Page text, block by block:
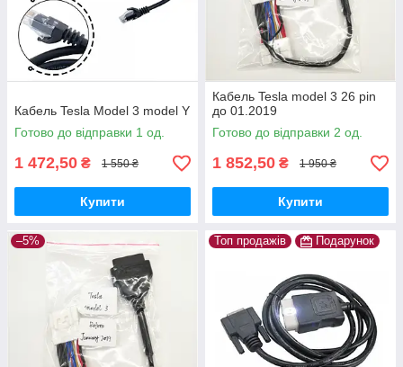
Кабель Tesla Model 3 model Y
Готово до відправки 1 од.
1 472,50 ₴ 1 550 ₴
Купити
Кабель Tesla model 3 26 pin
до 01.2019
Готово до відправки 2 од.
1 852,50 ₴ 1 950 ₴
Купити
–5% Топ продажів Подарунок